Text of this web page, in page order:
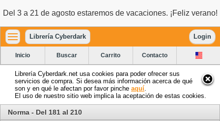
Del 3 a 21 de agosto estaremos de vacaciones. ¡Feliz verano!
Librería Cyberdark Login
Inicio Buscar Carrito Contacto
Librería Cyberdark.net usa cookies para poder ofrecer sus
servicios de compra. Si desea más información acerca de qué
son y en qué le afectan por favor pinche aquí
El uso de nuestro sitio web implica la aceptación de estas cookies.
Norma - Del 181 al 210